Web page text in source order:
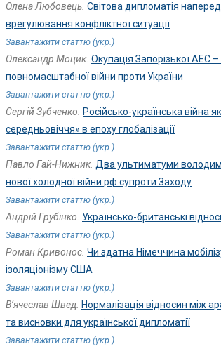
Олена Любовець. Світова дипломатія
врегулювання конфліктної ситуації
Завантажити статтю (укр.)
Олександр Моцик. Окупація Запорізької АЕС –
повномасштабної війни проти України
Завантажити статтю (укр.)
Сергій Зубченко. Російсько-українська війна
середньовіччя» в епоху глобалізації
Завантажити статтю (укр.)
Павло Гай-Нижник. Два ультиматуми
нової холодної війни рф супроти Заходу
Завантажити статтю (укр.)
Андрій Грубінко. Українсько-британські
Завантажити статтю (укр.)
Роман Кривонос. Чи здатна Німеччина
ізоляціонізму США
Завантажити статтю (укр.)
В’ячеслав Швед. Нормалізація відносин між
та висновки для української дипломатії
Завантажити статтю (укр.)